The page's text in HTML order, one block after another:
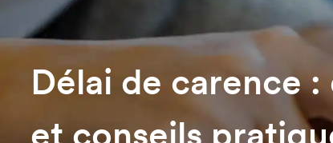
Délai de carence